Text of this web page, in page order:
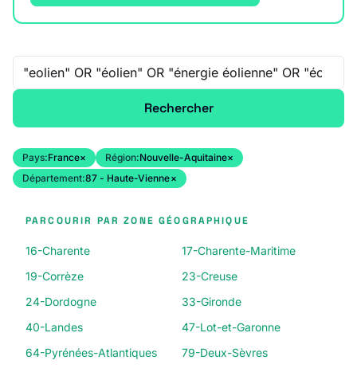
Recherche libre
Rechercher
Pays:France× Région:Nouvelle-Aquitaine×
Département:87 - Haute-Vienne×
PARCOURIR PAR ZONE GÉOGRAPHIQUE
16-Charente
17-Charente-Maritime
19-Corrèze
23-Creuse
24-Dordogne
33-Gironde
40-Landes
47-Lot-et-Garonne
64-Pyrénées-Atlantiques
79-Deux-Sèvres